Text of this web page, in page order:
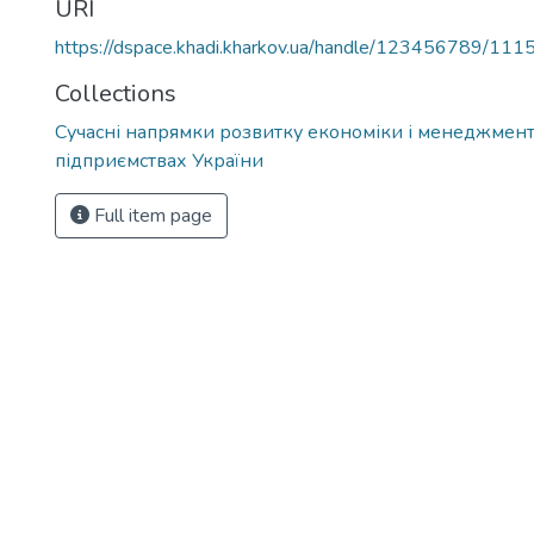
URI
https://dspace.khadi.kharkov.ua/handle/123456789/
Collections
Сучасні напрямки розвитку економіки і
підприємствах України
Full item page